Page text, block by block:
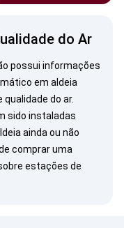
do Ar
possui informações
em aldeia
do ar.
sido instaladas
ainda ou não
comprar uma
estações de